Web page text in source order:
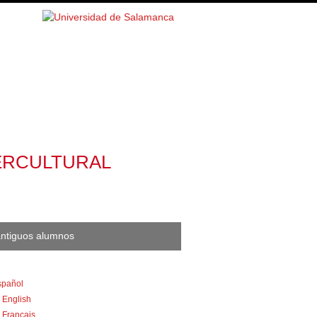
alumnos
English
Français